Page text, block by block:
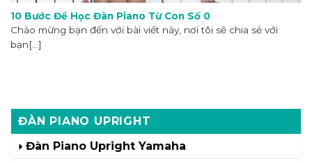
ĐÀN PIANO UPRIGHT
Đàn Piano Upright Yamaha
10 Bước Để Học Đàn Piano Từ Con Số 0
Chào mừng bạn đến với bài viết này, nơi tôi sẽ chia sẻ với
bạn[...]